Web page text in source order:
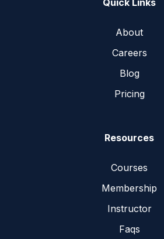
Quick Links
About
Careers
Blog
Pricing
Resources
Courses
Membership
Instructor
Faqs